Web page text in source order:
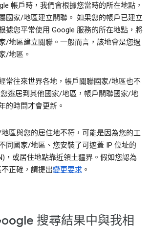
帳戶時，我們會根據您當時的所在地點，
國家/地區建立關聯。 如果您的帳戶已建立
據您平常使用 Google 服務的所在地點，將
/地區建立關聯。一般而言，該地會是您過
/地區。
常往來世界各地，帳戶關聯國家/地區也不
遷居到其他國家/地區，帳戶關聯國家/地
的時間才會更新。
區與您的居住地不符，可能是因為您的工
同國家/地區、您安裝了可遮蓋 IP 位址的
，或居住地點靠近領土疆界。假如您認為
正確，請提出變更要求 。
搜尋結果中與我相